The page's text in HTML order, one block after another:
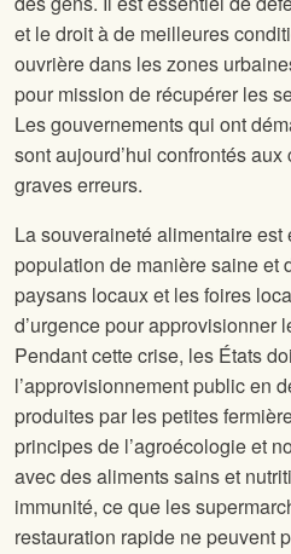
et le droit à de meilleures
ouvrière dans les zones
pour mission de récupérer les
Les gouvernements qui ont
sont aujourd’hui confrontés
graves erreurs.
La souveraineté alimentaire
population de manière saine et
paysans locaux et les foires
d’urgence pour approvisionner
Pendant cette crise, les États
l’approvisionnement public en
produites par les petites
principes de l’agroécologie et
avec des aliments sains et
immunité, ce que les
restauration rapide ne peuvent